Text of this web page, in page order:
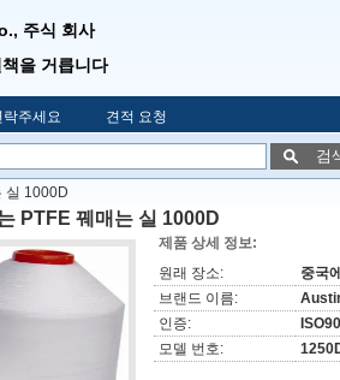
주식 회사
을 거릅니다
락주세요 견적 요청
검
실 1000D
PTFE 꿰매는 실 1000D
제품 상세 정보:
원래 장소:
중국
브랜드 이름:
인증:
모델 번호: